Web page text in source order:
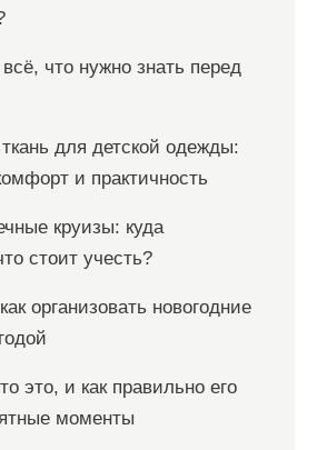
что нужно знать перед
для детской одежды:
и практичность
круизы: куда
стоит учесть?
организовать новогодние
это, и как правильно его
моменты